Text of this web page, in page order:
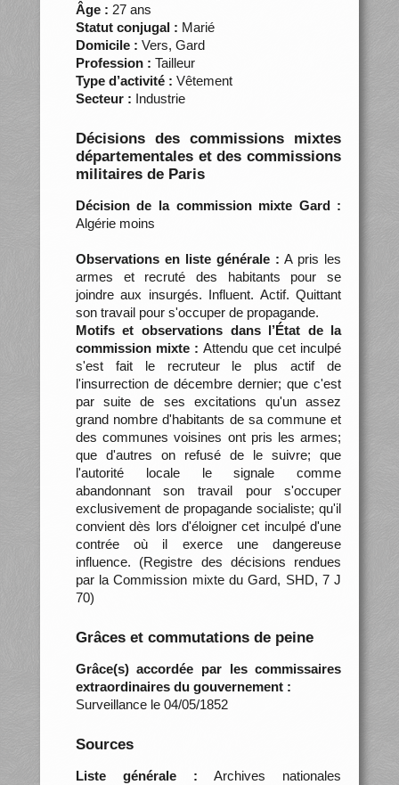
Âge : 27 ans
Statut conjugal : Marié
Domicile : Vers, Gard
Profession : Tailleur
Type d’activité : Vêtement
Secteur : Industrie
Décisions des commissions mixtes
départementales et des commissions
militaires de Paris
Décision de la commission mixte Gard :
Algérie moins
Observations en liste générale : A pris les
armes et recruté des habitants pour se
joindre aux insurgés. Influent. Actif. Quittant
son travail pour s'occuper de propagande.
Motifs et observations dans l’État de la
commission mixte : Attendu que cet inculpé
s'est fait le recruteur le plus actif de
l'insurrection de décembre dernier; que c'est
par suite de ses excitations qu'un assez
grand nombre d'habitants de sa commune et
des communes voisines ont pris les armes;
que d'autres on refusé de le suivre; que
l'autorité locale le signale comme
abandonnant son travail pour s'occuper
exclusivement de propagande socialiste; qu'il
convient dès lors d'éloigner cet inculpé d'une
contrée où il exerce une dangereuse
influence. (Registre des décisions rendues
par la Commission mixte du Gard, SHD, 7 J
70)
Grâces et commutations de peine
Grâce(s) accordée par les commissaires
extraordinaires du gouvernement :
Surveillance le 04/05/1852
Sources
Liste générale : Archives nationales